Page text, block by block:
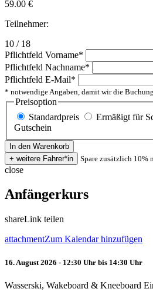
59.00 €
Teilnehmer:
10 / 18
Pflichtfeld Vorname*
Pflichtfeld Nachname*
Pflichtfeld E-Mail*
* notwendige Angaben, damit wir die
Preisoption
Standardpreis
Ermäßigt für
Gutschein
Spare zusätzlich 10%
close
Anfängerkurs
shareLink teilen
attachmentZum Kalendar hinzufügen
16. August 2026 - 12:30 Uhr bis 14:30 Uhr
Wasserski, Wakeboard & Kneeboard